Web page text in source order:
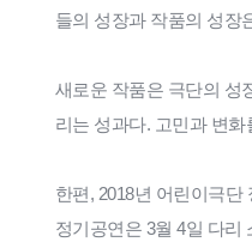
들의 성장과 작품의 성장
새로운 작품은 극단의 성
리는 성과다. 고민과 변
한편, 2018년 어린이극
정기공연은 3월 4일 다리